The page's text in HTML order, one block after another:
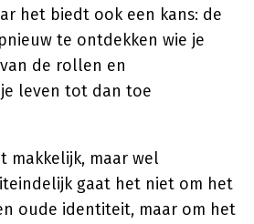
het biedt ook een kans: de
te ontdekken wie je
de rollen en
leven tot dan toe
makkelijk, maar wel
gaat het niet om het
oude identiteit, maar om het